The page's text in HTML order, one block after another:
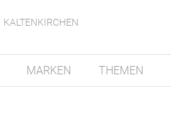
KALTENKIRCHEN
MARKEN THEMEN